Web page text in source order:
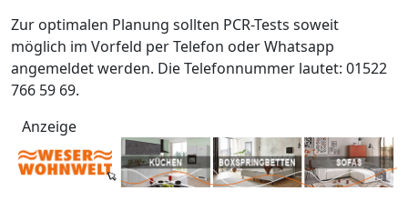
Zur optimalen Planung sollten PCR-Tests soweit
möglich im Vorfeld per Telefon oder Whatsapp
angemeldet werden. Die Telefonnummer lautet: 01522
766 59 69.
Anzeige